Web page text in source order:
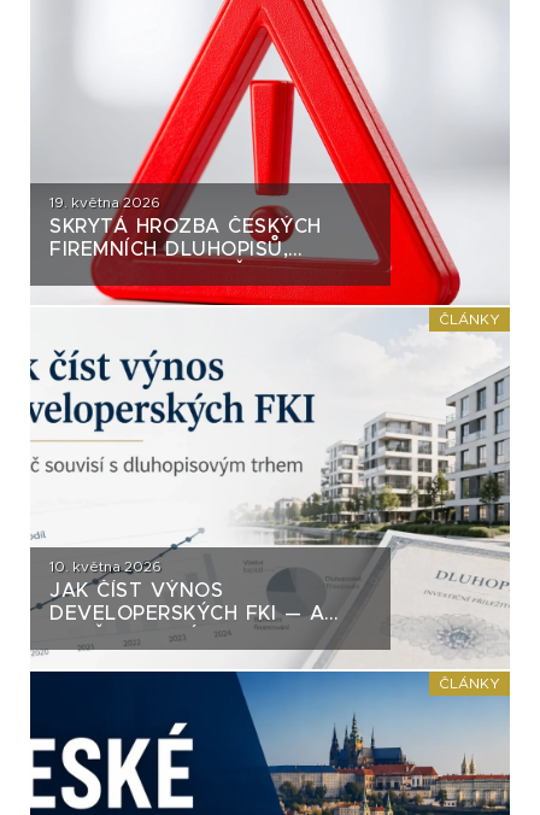
19. května 2026
SKRYTÁ HROZBA ČESKÝCH
FIREMNÍCH DLUHOPISŮ,
KTEROU SKORO VŠICHNI
PŘEHLÍŽÍ. A TÝKÁ SE HLAVNĚ
ČLÁNKY
10. května 2026
JAK ČÍST VÝNOS
DEVELOPERSKÝCH FKI — A
PROČ SOUVISÍ S
ČLÁNKY